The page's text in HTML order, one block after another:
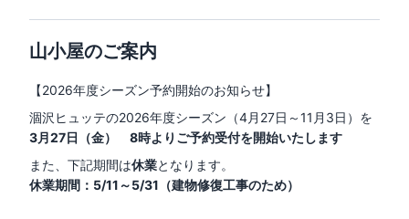
山小屋のご案内
【2026年度シーズン予約開始のお知らせ】
涸沢ヒュッテの2026年度シーズン（4月27日～11月3日）を
3月27日（金） 8時よりご予約受付を開始いたします
また、下記期間は休業となります。
休業期間：5/11～5/31（建物修復工事のため）